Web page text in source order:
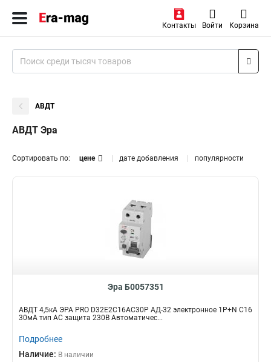
Контакты Войти Корзина
АВДТ
АВДТ Эра
Сортировать по: цене дате добавления популярности
Эра Б0057351
АВДТ 4,5кА ЭРА PRO D32E2C16АC30P АД-32 электронное 1P+N C16
30мА тип АC защита 230В Автоматичес...
Подробнее
Наличие: В наличии